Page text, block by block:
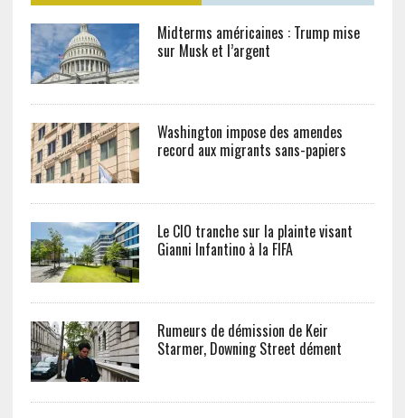
Midterms américaines : Trump mise
sur Musk et l’argent
Washington impose des amendes
record aux migrants sans-papiers
Le CIO tranche sur la plainte visant
Gianni Infantino à la FIFA
Rumeurs de démission de Keir
Starmer, Downing Street dément